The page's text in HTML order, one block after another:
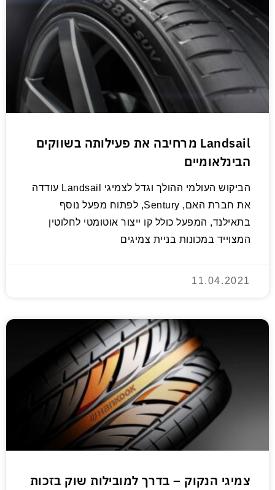
Landsail מרחיבה את פעילותה בשווקים
הבינלאומיים
הביקוש העולמי ההולך וגדל לצמיגי Landsail עודדה
את חברת האם, Sentury, לפתוח מפעל נוסף
בתאילנד, המפעל כולל קו ייצור אוטומטי לחלוטין
המצוייד במכונות בניית צמיגים
11.04.2021
צמיגי הנקוק – בדרך למובילות שוק בזכות